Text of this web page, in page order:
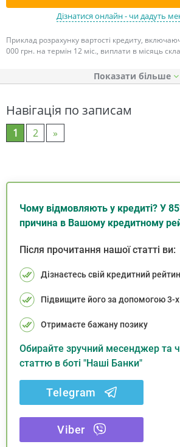
Дізнатися онлайн - чи дадуть
Приклад розрахунку вартості кредиту,
000 грн. на термін 12 міс., виплати в місяць
Показати
Навігація по записам
1 2 »
Чому відмовляють у кредиті? У
причина в Вашому кредитному
Після прочитання нашої статті ви:
Дізнаєтесь свій кредитний
Підвищите його за допомогою 3-х
Отримаєте бажану позику
Обирайте зручний месенджер та
статтю в боті "Наші Банки"
Telegram
Viber